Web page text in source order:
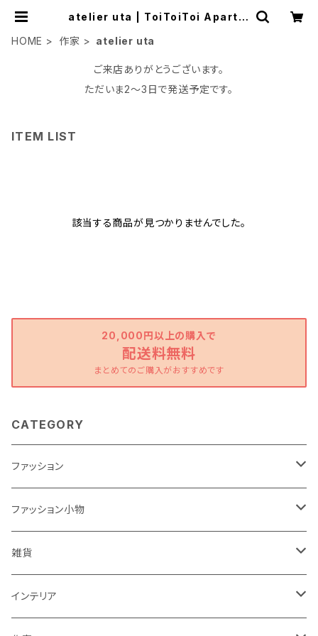
atelier uta | ToiToiToi Apartm
HOME
作家 atelier uta
ご来店ありがとうございます。
ただいま2〜3日で発送予定です。
ITEM LIST
該当する商品が見つかりませんでした。
20,000円以上の購入で
配送料無料
まとめてのご購入がおすすめです
CATEGORY
ファッション
ワンピース
トップス
パンツ
ファッション小物
バッグ
ポーチ
雑貨
バスケット
インテリア